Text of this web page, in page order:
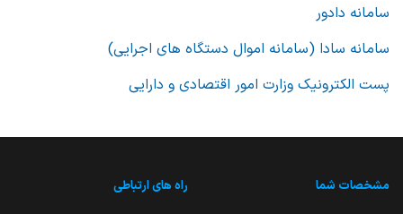
سامانه دادور
سامانه سادا (سامانه اموال دستگاه های اجرایی)
پست الکترونیک وزارت امور اقتصادی و دارایی
مشخصات شما راه های ارتباطی